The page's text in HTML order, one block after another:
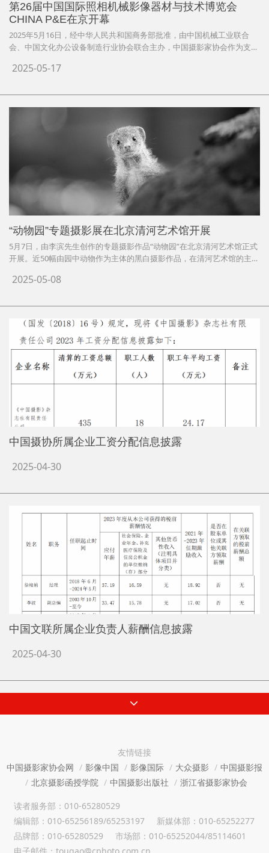
第26届中国国际照相机械影像器材与技术博览会
CHINA P&E在京开幕
2025年5月16日，经中华人民共和国商务部批准，由中国机械工业联合
会、中国文化办公设备制造行业协会联合主办，中国摄影家协会作为支持
开幕。
2025-05-17
“动物园”专题摄影展在北京清河艺术馆开展
5月7日，由李滨先生创作的专题摄影作品“动物园”在北京清河艺术馆正式
开展。近50幅由园中动物作为主体的黑白摄影作品，在清河艺术馆的主展
2025-05-08
中国摄协所属企业工资分配信息披露
2025-04-30
中国文联所属企业负责人薪酬信息披露
2025-04-30
友情链接
中国摄影家协会网
影像中国 影像国际 大众摄影
中国摄影报
北京摄影函授学院
中国摄影出版社 浙江省摄影家协会
读者服务部：010-65280529
编辑部：010-65256189/65253197
新媒体部：010-65252277
品牌部：010-65280529
市场部：010-65252044/85114601